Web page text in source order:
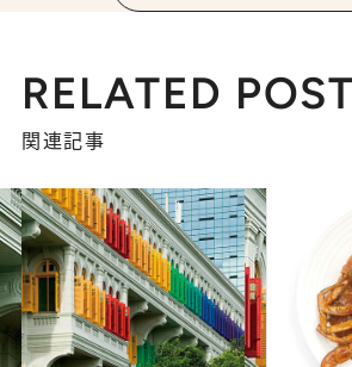
RELATED
関連記事